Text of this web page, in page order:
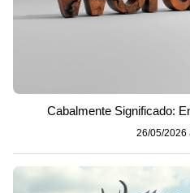
Cabalmente Significado:
26/05/2026